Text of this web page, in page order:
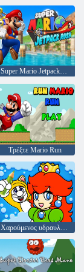
Super Mario Jetpack Rush
Τρέξτε Mario Run
Χαρούμενος υδραυλικός